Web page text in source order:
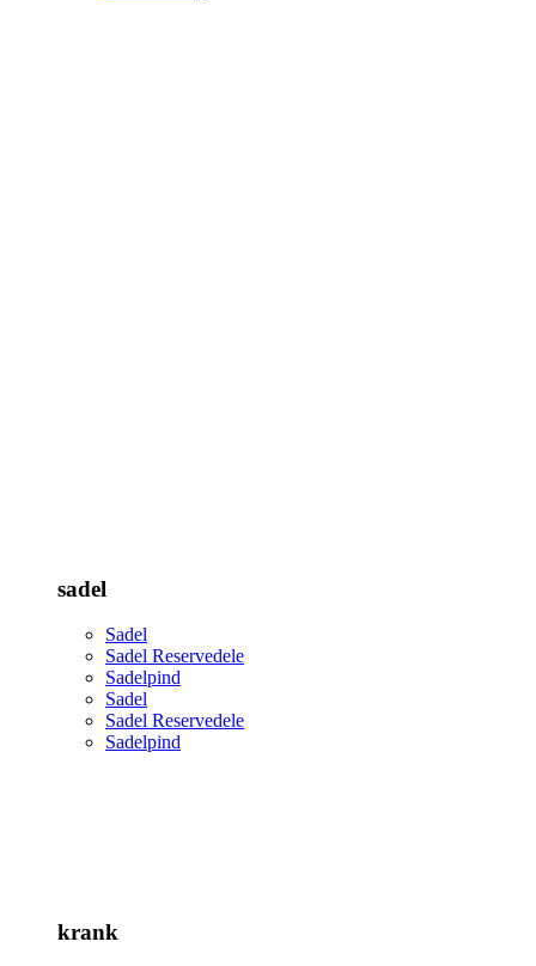
sadel
Sadel
Sadel Reservedele
Sadelpind
Sadel
Sadel Reservedele
Sadelpind
krank